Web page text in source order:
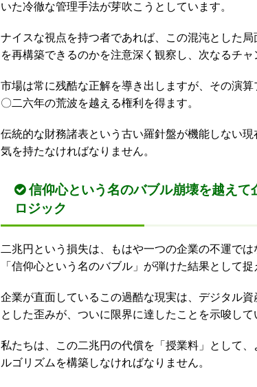
いた冷徹な管理手法が芽吹こうとしています。
ナイスな視点を持つ者であれば、この混沌とした
を再構築できるのかを注意深く観察し、次なるチャ
市場は常に残酷な正解を導き出しますが、その演
〇二六年の荒波を越える権利を得ます。
伝統的な財務諸表という古い羅針盤が機能しない
気を持たなければなりません。
信仰心という名のバブル崩壊を越え
ロジック
二兆円という損失は、もはや一つの企業の不運で
「信仰心という名のバブル」が弾けた結果として捉
企業が直面しているこの過酷な現実は、デジタル
とした歪みが、ついに限界に達したことを示唆して
私たちは、この二兆円の代償を「授業料」として
ルゴリズムを構築しなければなりません。